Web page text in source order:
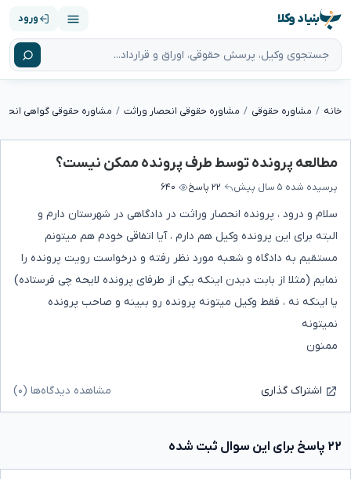
بنیاد وکلا ورود
خانه مشاوره حقوقی مشاوره حقوقی انحصار وراثت مشاوره حقوقی گواهی
مطالعه پرونده توسط طرف پرونده ممکن نیست؟
پرسیده شده ۵ سال پیش ۲۲ پاسخ ۶۴۰
سلام و درود ، پرونده انحصار وراثت در دادگاهی در شهرستان دارم و
البته برای این پرونده وکیل هم دارم ، آیا اتفاقی خودم هم میتونم
مستقیم به دادگاه و شعبه مورد نظر رفته و درخواست رویت پرونده را
نمایم (مثلا از بابت دیدن اینکه یکی از طرفای پرونده لایحه چی فرستاده)
یا اینکه نه ، فقط وکیل میتونه پرونده رو ببینه و صاحب پرونده
نمیتونه
ممنون
اشتراک گذاری مشاهده دیدگاه‌ها (۰)
۲۲ پاسخ برای این سوال ثبت شده